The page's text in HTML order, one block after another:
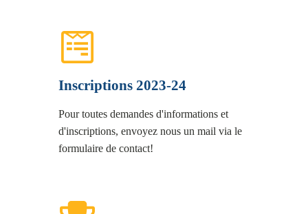
Inscriptions 2023-24
Pour toutes demandes d'informations et
d'inscriptions, envoyez nous un mail via le
formulaire de contact!